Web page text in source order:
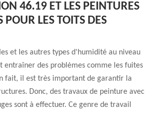
46.19 ET LES PEINTURES
POUR LES TOITS DES
et les autres types d'humidité au niveau
entraîner des problèmes comme les fuites
fait, il est très important de garantir la
Donc, des travaux de peinture avec
sont à effectuer. Ce genre de travail